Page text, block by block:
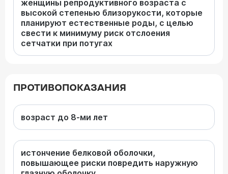
женщины репродуктивного возраста с
высокой степенью близорукости, которые
планируют естественные роды, с целью
свести к минимуму риск отслоения
сетчатки при потугах
ПРОТИВОПОКАЗАНИЯ
возраст до 8-ми лет
истончение белковой оболочки,
повышающее риски повредить наружную